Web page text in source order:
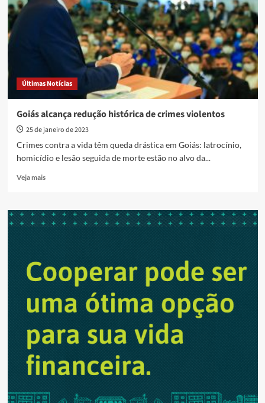
Últimas Notícias
Goiás alcança redução histórica de crimes violentos
25 de janeiro de 2023
Crimes contra a vida têm queda drástica em Goiás: latrocínio,
homicídio e lesão seguida de morte estão no alvo da...
Veja maisRead
Goiás
alcança
crimes
violentos